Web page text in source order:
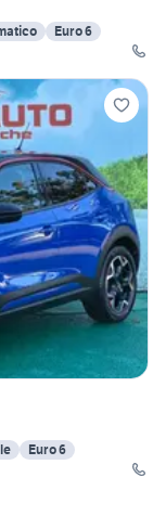
Euro 6
Euro 6